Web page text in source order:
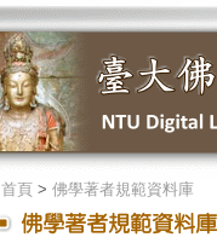
首頁> 佛學著者規範資料庫